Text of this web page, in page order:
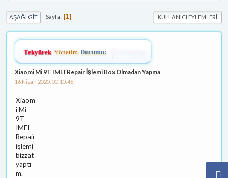
AŞAĞI GIT Sayfa 1 KULLANICI EYLEMLERI
Tekyürek Yönetim Durumu:
Xiaomi Mi 9T IMEI Repair İşlemi Box Olmadan Yapma
16 Nisan 2020, 00:10:46
Xiaom
i Mi
9T
IMEI
Repair
işlemi
bizzat
yaptı
m.